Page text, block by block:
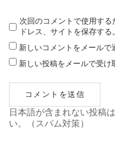
次回のコメントで使用す
ドレス、サイトを保存する。
新しいコメントをメールで
新しい投稿をメールで受け
日本語が含まれない投稿
い。（スパム対策）